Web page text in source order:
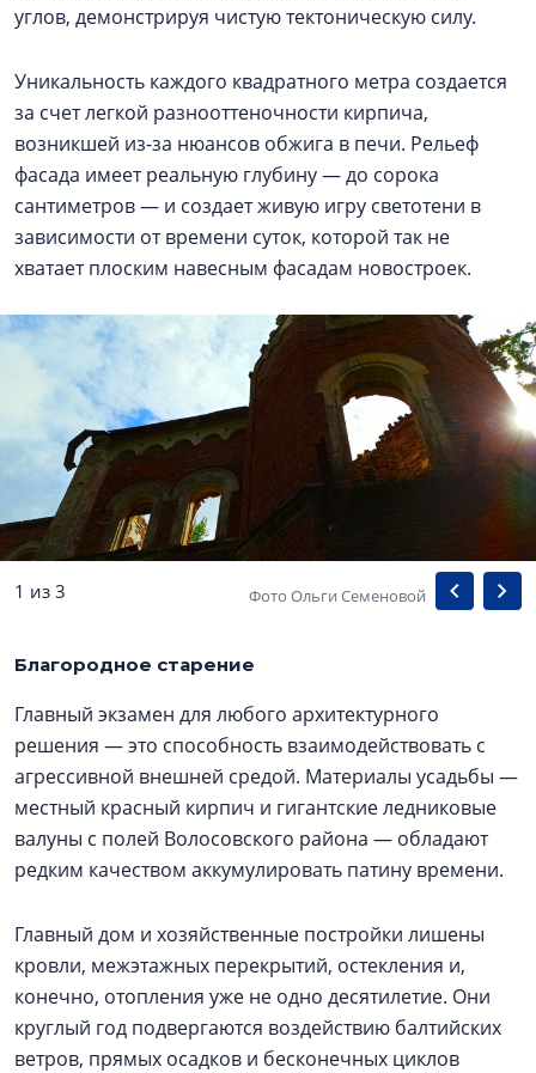
углов, демонстрируя чистую тектоническую силу.
Уникальность каждого квадратного метра создается
за счет легкой разнооттеночности кирпича,
возникшей из-за нюансов обжига в печи. Рельеф
фасада имеет реальную глубину — до сорока
сантиметров — и создает живую игру светотени в
зависимости от времени суток, которой так не
хватает плоским навесным фасадам новостроек.
1 из 3 Фото Ольги Семеновой
Благородное старение
Главный экзамен для любого архитектурного
решения — это способность взаимодействовать с
агрессивной внешней средой. Материалы усадьбы —
местный красный кирпич и гигантские ледниковые
валуны с полей Волосовского района — обладают
редким качеством аккумулировать патину времени.
Главный дом и хозяйственные постройки лишены
кровли, межэтажных перекрытий, остекления и,
конечно, отопления уже не одно десятилетие. Они
круглый год подвергаются воздействию балтийских
ветров, прямых осадков и бесконечных циклов